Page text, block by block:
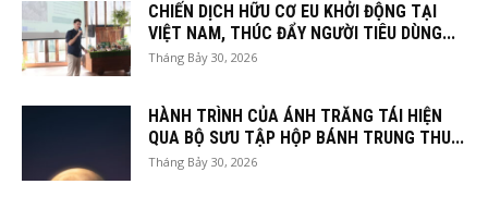
CHIẾN DỊCH HỮU CƠ EU KHỞI ĐỘNG TẠI
VIỆT NAM, THÚC ĐẨY NGƯỜI TIÊU DÙNG...
Tháng Bảy 30, 2026
HÀNH TRÌNH CỦA ÁNH TRĂNG TÁI HIỆN
QUA BỘ SƯU TẬP HỘP BÁNH TRUNG THU...
Tháng Bảy 30, 2026